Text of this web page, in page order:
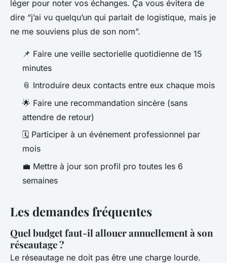
léger pour noter vos échanges. Ça vous évitera de
dire “j’ai vu quelqu’un qui parlait de logistique, mais je
ne me souviens plus de son nom”.
📌 Faire une veille sectorielle quotidienne de 15
minutes
📎 Introduire deux contacts entre eux chaque mois
🌟 Faire une recommandation sincère (sans
attendre de retour)
🗓️ Participer à un événement professionnel par
mois
💼 Mettre à jour son profil pro toutes les 6
semaines
Les demandes fréquentes
Quel budget faut-il allouer annuellement à son
réseautage ?
Le réseautage ne doit pas être une charge lourde.